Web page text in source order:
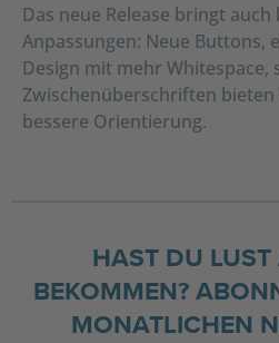
Das neue Release bringt
Anpassungen: Neue Buttons,
Design mit mehr Whitespace,
Zwischenüberschriften bieten
bessere Orientierung.
HAST DU
BEKOMMEN?
MONATLICHEN